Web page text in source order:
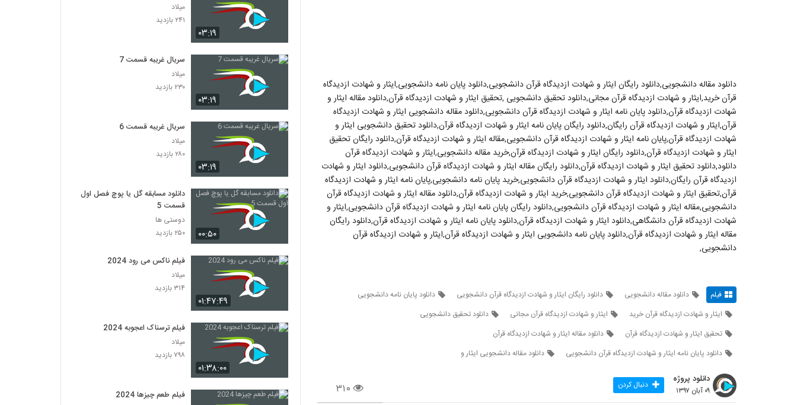
دانلود مقاله دانشجویی,دانلود رایگان ایثار و شهادت ازدیدگاه قرآن دانشجویی,دانلود پایان نامه دانشجویی,ایثار و شهادت ازدیدگاه
قرآن خرید,ایثار و شهادت ازدیدگاه قرآن مجانی,دانلود تحقیق دانشجویی ,تحقیق ایثار و شهادت ازدیدگاه قرآن,دانلود مقاله ایثار و
شهادت ازدیدگاه قرآن,دانلود پایان نامه ایثار و شهادت ازدیدگاه قرآن دانشجویی,دانلود مقاله دانشجویی ایثار و شهادت ازدیدگاه
قرآن,ایثار و شهادت ازدیدگاه قرآن رایگان,دانلود رایگان پایان نامه ایثار و شهادت ازدیدگاه قرآن,دانلود تحقیق دانشجویی ایثار و
شهادت ازدیدگاه قرآن,پایان نامه ایثار و شهادت ازدیدگاه قرآن دانشجویی,مقاله ایثار و شهادت ازدیدگاه قرآن,دانلود رایگان تحقیق
ایثار و شهادت ازدیدگاه قرآن,دانلود رایگان ایثار و شهادت ازدیدگاه قرآن,خرید مقاله دانشجویی,ایثار و شهادت ازدیدگاه قرآن
دانلود,دانلود تحقیق ایثار و شهادت ازدیدگاه قرآن,دانلود رایگان مقاله ایثار و شهادت ازدیدگاه قرآن دانشجویی,دانلود ایثار و شهادت
ازدیدگاه قرآن رایگان,دانلود ایثار و شهادت ازدیدگاه قرآن دانشجویی,خرید پایان نامه دانشجویی,پایان نامه ایثار و شهادت ازدیدگاه
قرآن,تحقیق ایثار و شهادت ازدیدگاه قرآن دانشجویی,خرید ایثار و شهادت ازدیدگاه قرآن,دانلود مقاله ایثار و شهادت ازدیدگاه قرآن
دانشجویی,مقاله ایثار و شهادت ازدیدگاه قرآن دانشجویی,دانلود رایگان پایان نامه ایثار و شهادت ازدیدگاه قرآن دانشجویی,ایثار و
شهادت ازدیدگاه قرآن دانشگاهی,دانلود ایثار و شهادت ازدیدگاه قرآن,دانلود پایان نامه ایثار و شهادت ازدیدگاه قرآن,دانلود رایگان
مقاله ایثار و شهادت ازدیدگاه قرآن,دانلود پایان نامه دانشجویی ایثار و شهادت ازدیدگاه قرآن,ایثار و شهادت ازدیدگاه قرآن
دانشجویی,
فیلم دانلود مقاله دانشجویی دانلود رایگان ایثار و شهادت ازدیدگاه قرآن دانشجویی
دانلود پایان نامه دانشجویی
ایثار و شهادت ازدیدگاه قرآن خرید
ایثار و شهادت ازدیدگاه قرآن مجانی
دانلود تحقیق دانشجویی
تحقیق ایثار و شهادت ازدیدگاه قرآن
دانلود مقاله ایثار و شهادت ازدیدگاه قرآن
دانلود پایان نامه ایثار و شهادت ازدیدگاه قرآن دانشجویی
دانلود مقاله دانشجویی ایثار و
۳۱۰
دانلود پروژه
۰۹ آبان ۱۳۹۷ دنبال کردن
۰۳:۱۹
میلاد
۲۴۱ بازدید
۰۳:۱۹
سریال غریبه قسمت 7
میلاد
۲۳۰ بازدید
۰۳:۱۹
سریال غریبه قسمت 6
میلاد
۲۸۰ بازدید
۰۰:۵۰
دانلود مسابقه گل یا پوچ فصل اول
قسمت 5
دوستی ها
۲۵۰ بازدید
۰۱:۴۷:۴۹
فیلم ناکس می رود 2024
میلاد
۳۱۴ بازدید
۰۱:۳۸:۰۰
فیلم ترسناک اعجوبه 2024
میلاد
۷۹۸ بازدید
فیلم طعم چیزها 2024